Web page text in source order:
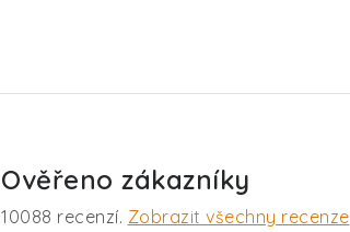
Ověřeno zákazníky
10088 recenzí. Zobrazit všechny recenze